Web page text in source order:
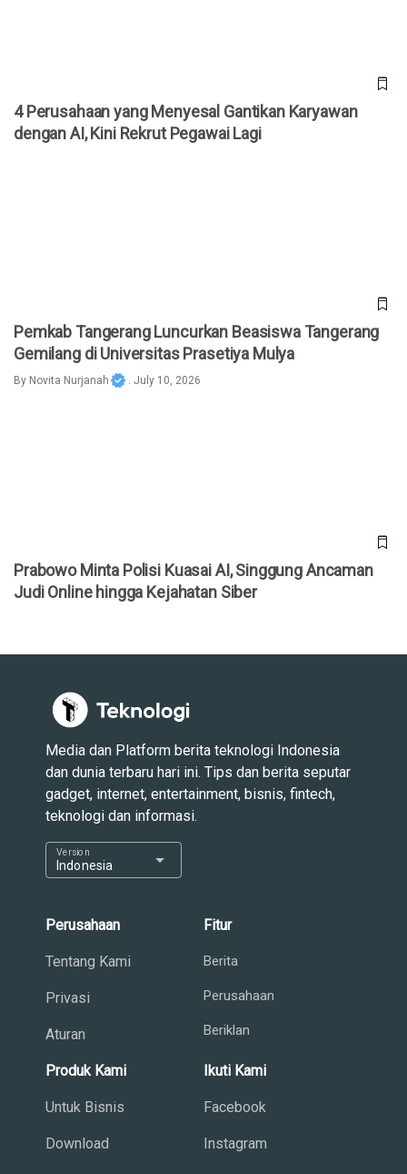
4 Perusahaan yang Menyesal Gantikan Karyawan
dengan AI, Kini Rekrut Pegawai Lagi
Pemkab Tangerang Luncurkan Beasiswa Tangerang
Gemilang di Universitas Prasetiya Mulya
By Novita Nurjanah . July 10, 2026
Prabowo Minta Polisi Kuasai AI, Singgung Ancaman
Judi Online hingga Kejahatan Siber
Media dan Platform berita teknologi Indonesia
dan dunia terbaru hari ini. Tips dan berita seputar
gadget, internet, entertainment, bisnis, fintech,
teknologi dan informasi.
Indonesia
Version arrow_drop_down
Perusahaan
Tentang Kami
Privasi
Aturan
Fitur
Berita
Perusahaan
Beriklan
Produk Kami
Untuk Bisnis
Download
Ikuti Kami
Facebook
Instagram